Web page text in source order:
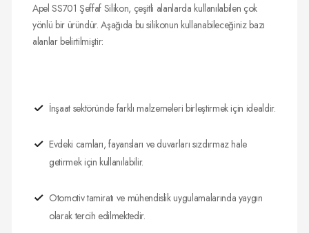
Apel SS701 Şeffaf Silikon, çeşitli alanlarda kullanılabilen çok
yönlü bir üründür. Aşağıda bu silikonun kullanabileceğiniz bazı
alanlar belirtilmiştir:
İnşaat sektöründe farklı malzemeleri birleştirmek için idealdir.
Evdeki camları, fayansları ve duvarları sızdırmaz hale
getirmek için kullanılabilir.
Otomotiv tamiratı ve mühendislik uygulamalarında yaygın
olarak tercih edilmektedir.